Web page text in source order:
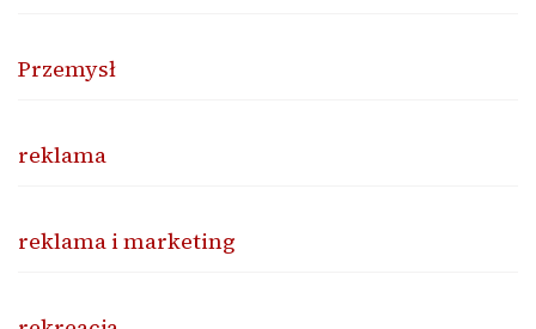
Przemysł
reklama
reklama i marketing